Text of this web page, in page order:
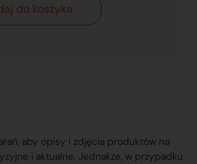
do koszyka
aby opisy i zdjęcia produktów na
i aktualne. Jednakże, w przypadku